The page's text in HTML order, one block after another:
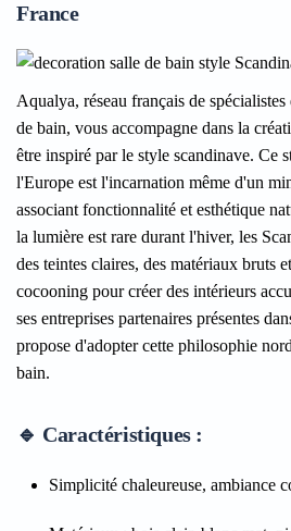
France
Aqualya, réseau français de
de bain, vous accompagne dans la
être inspiré par le style scandinave. Ce
l'Europe est l'incarnation même d'un
associant fonctionnalité et esthétique
la lumière est rare durant l'hiver, les
des teintes claires, des matériaux bruts
cocooning pour créer des intérieurs
ses entreprises partenaires présentes
propose d'adopter cette philosophie
bain.
🔹 Caractéristiques :
Simplicité chaleureuse, ambiance